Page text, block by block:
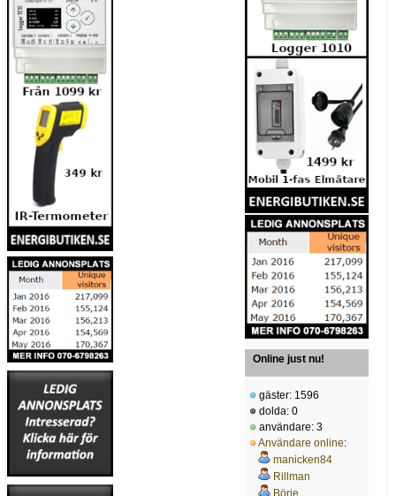
Online just nu!
gäster: 1596
dolda: 0
användare: 3
Användare online:
manicken84
Rillman